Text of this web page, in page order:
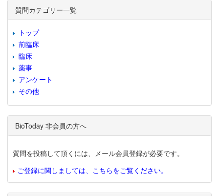
質問カテゴリー一覧
トップ
前臨床
臨床
薬事
アンケート
その他
BioToday 非会員の方へ
質問を投稿して頂くには、メール会員登録が必要です。
ご登録に関しましては、こちらをご覧ください。